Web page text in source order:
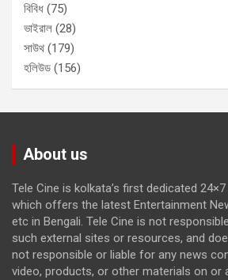
বিবিধ (75)
ভাইরাল (28)
সাউথ (179)
হলিউড (156)
About us
Tele Cine is kolkata’s first dedicated
which offers the latest Entertainment
etc in Bengali. Tele Cine is not
such external sites or resources, and
not responsible or liable for any news
video, products, or other materials on or